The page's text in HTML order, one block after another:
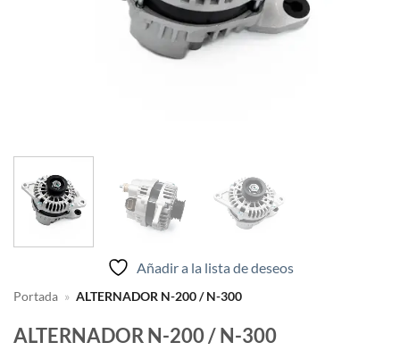
Añadir a la lista de deseos
Portada » ALTERNADOR N-200 / N-300
ALTERNADOR N-200 / N-300